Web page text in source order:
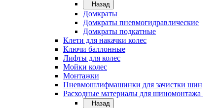
Назад
Домкраты
Домкраты пневмогидравлические
Домкраты подкатные
Клети для накачки колес
Ключи баллонные
Лифты для колес
Мойки колес
Монтажки
Пневмошлифмашинки для зачистки шин
Расходные материалы для шиномонтажа
Назад